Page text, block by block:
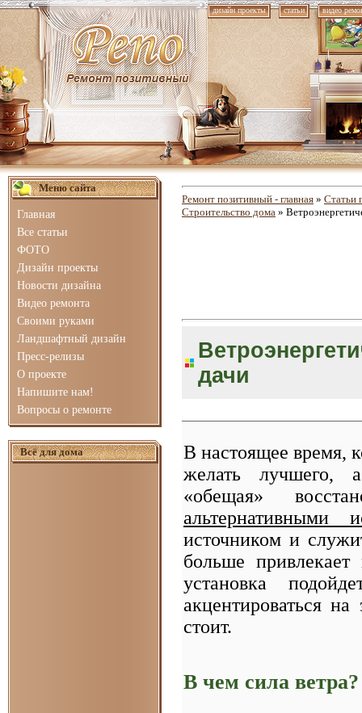
дизайн проекты статьи видео
Меню сайта
Главная
Все статьи
ФОТО
Дизайн проекты
Новости дизайна
Видео ремонта
Своими руками
Ландшафтный дизайн
Пресс-релизы
О проекте
Напишите нам!
Вопросы о ремонте
Всё для дома
Ремонт позитивный - главная » Статьи
Строительство дома »
дачи
В настоящее время,
желать лучшего,
«обещая»
альтернативными
источником и
больше привлекает
установка
акцентироваться
стоит.
В чем сила ветра?